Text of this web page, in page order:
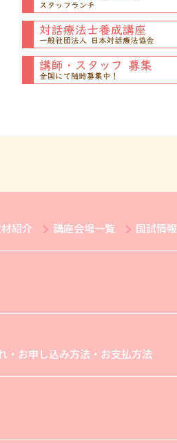
紹介 講座会場一覧 国試情報
・お申し込み方法・お支払方法